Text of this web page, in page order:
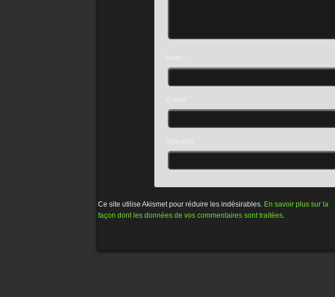
Ce site utilise Akismet pour réduire les indésirables. En savoir plus sur la
façon dont les données de vos commentaires sont traitées.